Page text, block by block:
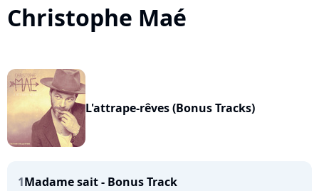
Christophe Maé
L'attrape-rêves (Bonus Tracks)
1Madame sait - Bonus Track